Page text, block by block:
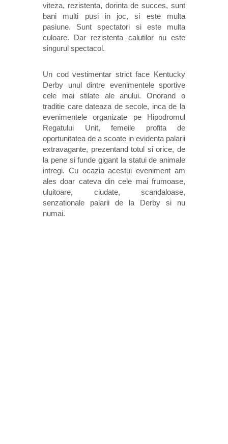
viteza, rezistenta, dorinta de succes, sunt
bani multi pusi in joc, si este multa
pasiune. Sunt spectatori si este multa
culoare. Dar rezistenta calutilor nu este
singurul spectacol.
Un cod vestimentar strict face Kentucky
Derby unul dintre evenimentele sportive
cele mai stilate ale anului. Onorand o
traditie care dateaza de secole, inca de la
evenimentele organizate pe Hipodromul
Regatului Unit, femeile profita de
oportunitatea de a scoate in evidenta palarii
extravagante, prezentand totul si orice, de
la pene si funde gigant la statui de animale
intregi. Cu ocazia acestui eveniment am
ales doar cateva din cele mai frumoase,
uluitoare, ciudate, scandaloase,
senzationale palarii de la Derby si nu
numai.